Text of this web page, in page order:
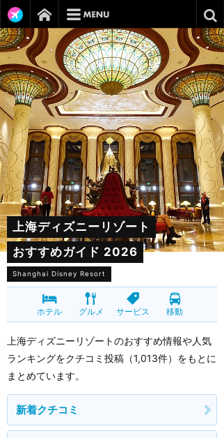
上海ディズニーリゾート
おすすめガイド 2026
Shanghai Disney Resort
ホテル グルメ サービス 移動
上海ディズニーリゾートのおすすめ情報や人気
ランキングをクチコミ投稿（1,013件）をもとに
まとめています。
新着クチコミ